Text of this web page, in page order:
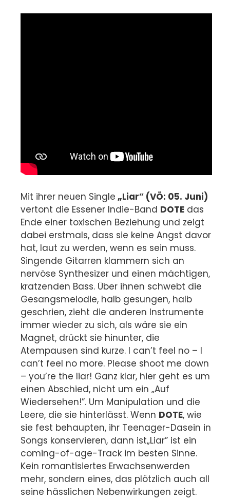
Mit ihrer neuen Single „Liar” (VÖ: 05. Juni)
vertont die Essener Indie-Band DOTE das
Ende einer toxischen Beziehung und zeigt
dabei erstmals, dass sie keine Angst davor
hat, laut zu werden, wenn es sein muss.
Singende Gitarren klammern sich an
nervöse Synthesizer und einen mächtigen,
kratzenden Bass. Über ihnen schwebt die
Gesangsmelodie, halb gesungen, halb
geschrien, zieht die anderen Instrumente
immer wieder zu sich, als wäre sie ein
Magnet, drückt sie hinunter, die
Atempausen sind kurze. I can’t feel no – I
can’t feel no more. Please shoot me down
– you’re the liar! Ganz klar, hier geht es um
einen Abschied, nicht um ein „Auf
Wiedersehen!”. Um Manipulation und die
Leere, die sie hinterlässt. Wenn DOTE, wie
sie fest behaupten, ihr Teenager-Dasein in
Songs konservieren, dann ist„Liar” ist ein
coming-of-age-Track im besten Sinne.
Kein romantisiertes Erwachsenwerden
mehr, sondern eines, das plötzlich auch all
seine hässlichen Nebenwirkungen zeigt.